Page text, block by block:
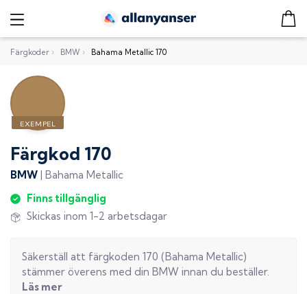
Färgkoder › BMW › Bahama Metallic 170
Färgkod 170
BMW | Bahama Metallic
Finns tillgänglig
Skickas inom 1-2 arbetsdagar
Säkerställ att färgkoden 170 (Bahama Metallic)
stämmer överens med din BMW innan du beställer.
Läs mer